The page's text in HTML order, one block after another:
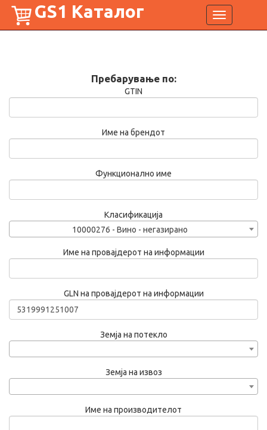
Toggle
navigation
GS1 Каталог
Пребарување по:
GTIN
Име на брендот
Функционално име
Класификација
10000276 - Вино - негазирано
Име на провајдерот на информации
GLN на провајдерот на информации
Земја на потекло
Земја на извоз
Име на производителот